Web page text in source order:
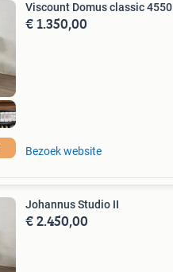
Viscount Domus classic 4550
€ 1.350,00
Bezoek website
Johannus Studio II
€ 2.450,00